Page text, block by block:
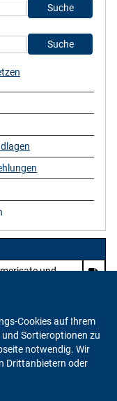
und
Cookies auf Ihrem
und Sortieroptionen zu
notwendig. Wir
Drittanbietern oder